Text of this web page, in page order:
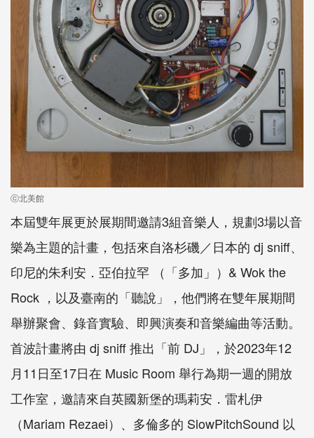
ⓒ北美館
本屆雙年展更於展期間邀請3組音樂人，規劃3場以音
樂為主題的計畫，包括來自洛杉磯／日本的 dj sniff、
印尼的朱利安．亞伯拉罕 （「多加」）& Wok the
Rock ，以及臺南的「聽說」，他們將在雙年展期間
舉辦聚會、錄音實驗、即興演奏和音樂編曲等活動。
首波計畫將由 dj sniff 推出「前 DJ」，於2023年12
月11日至17日在 Music Room 舉行為期一週的開放
工作室，邀請來自英國新堡的瑪莉安．雷札伊
（Mariam Rezaei）、多倫多的 SlowPitchSound 以